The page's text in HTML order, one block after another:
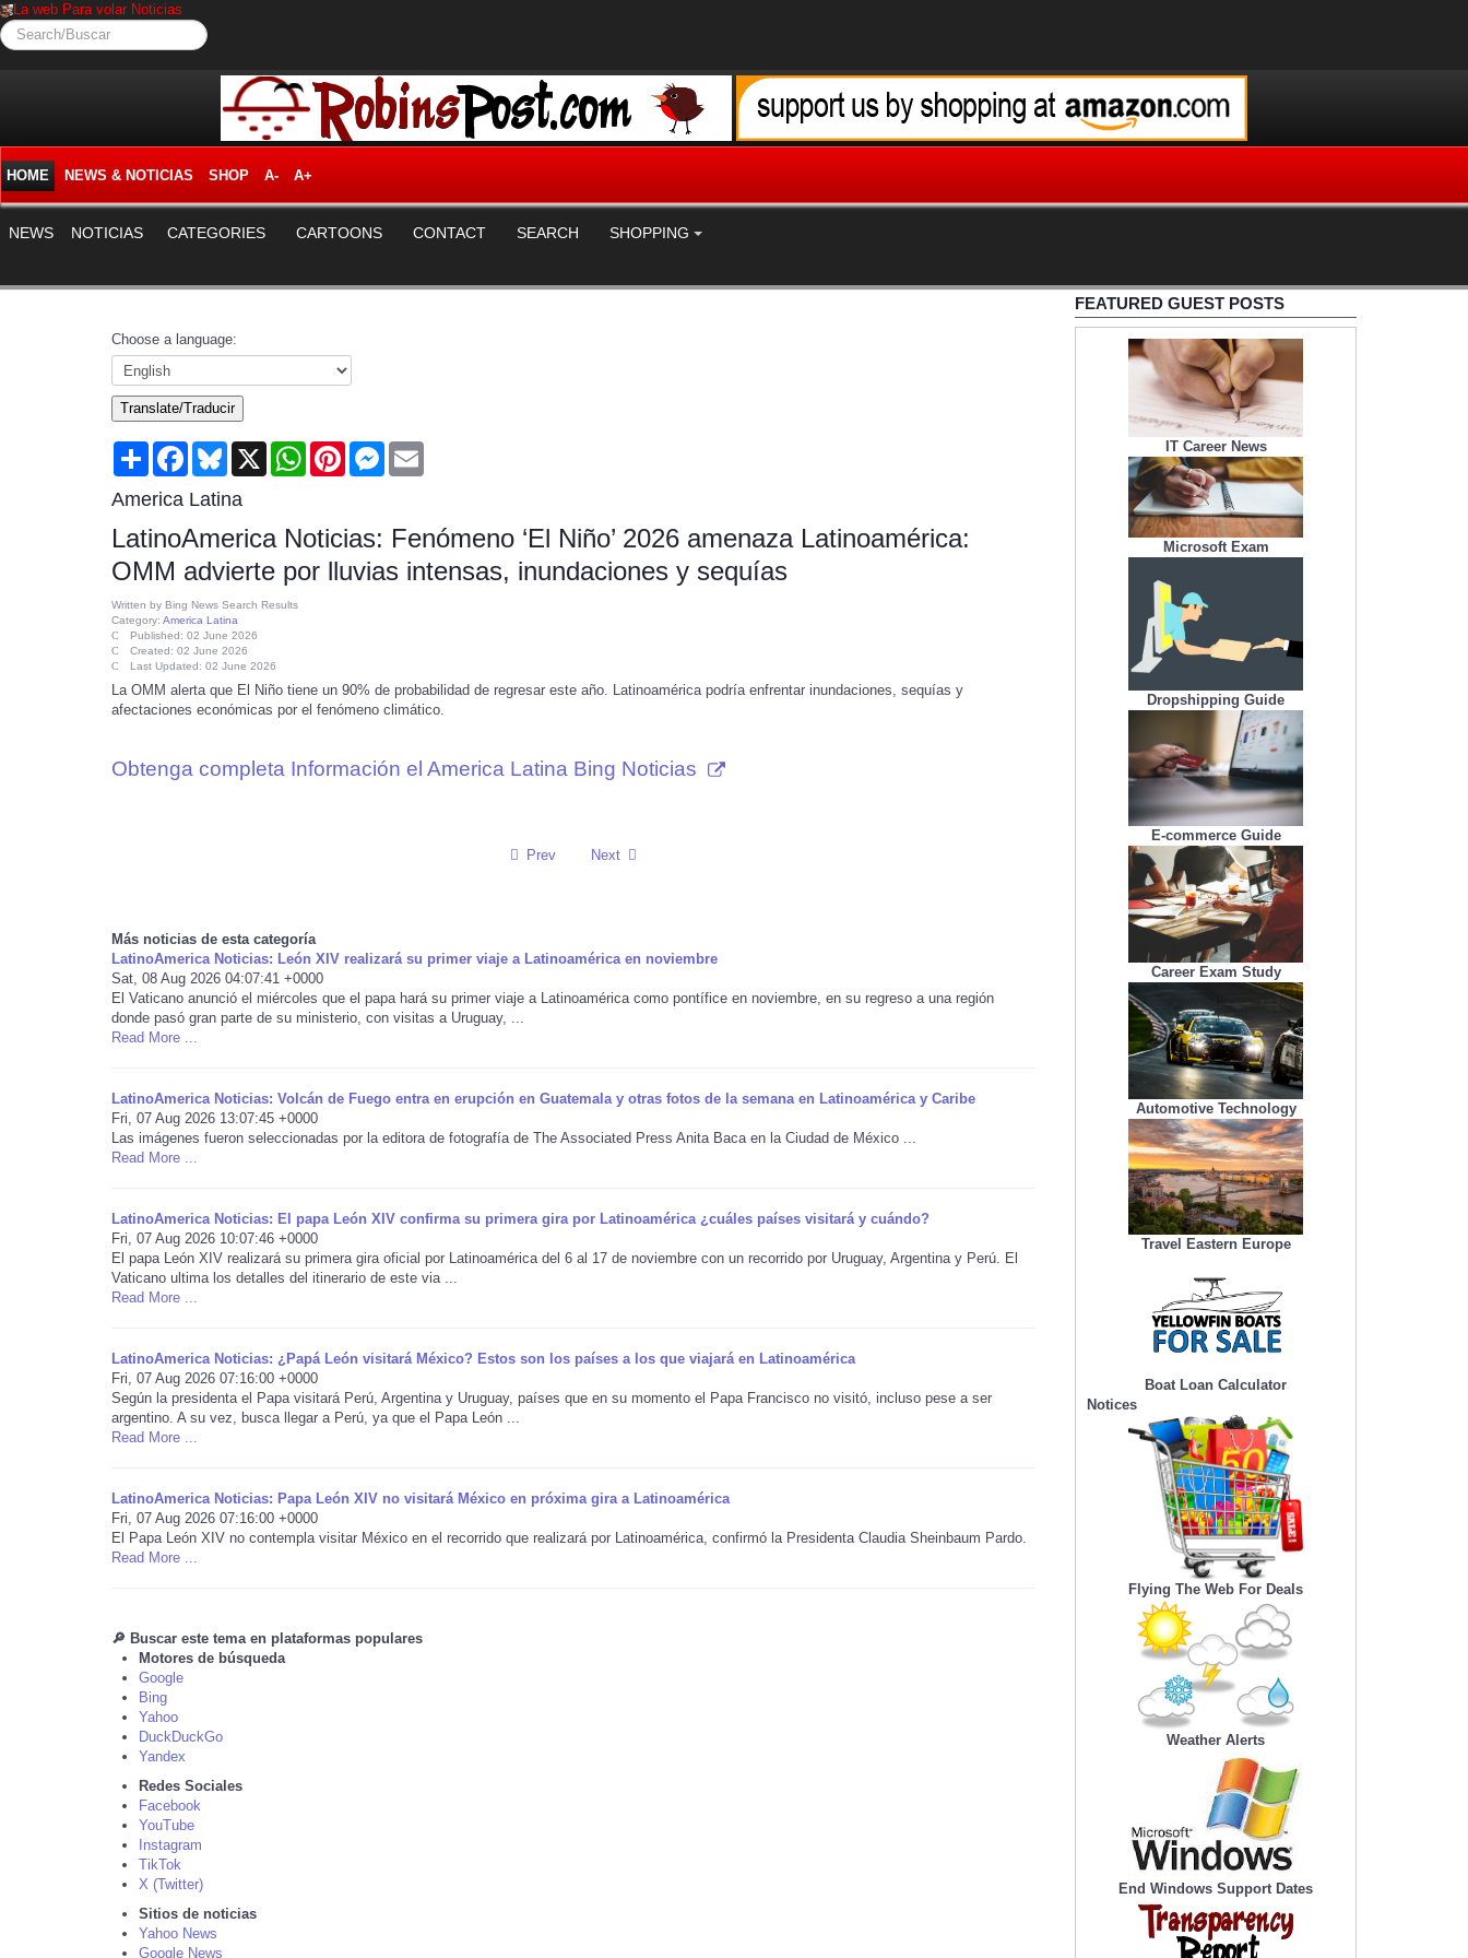
La web Para volar Noticias
Search/Buscar
HOME NEWS & NOTICIAS SHOP A- A+
NEWS NOTICIAS CATEGORIES CARTOONS CONTACT SEARCH SHOPPING
Choose a language:
Translate/Traducir
Share FacebookBluesky
X WhatsAppPinterestMessenger
America Latina
LatinoAmerica Noticias: Fenómeno ‘El Niño’ 2026 amenaza Latinoamérica:
OMM advierte por lluvias intensas, inundaciones y sequías
Written by Bing News Search Results
Category: America Latina
Published: 02 June 2026
Created: 02 June 2026
Last Updated: 02 June 2026
La OMM alerta que El Niño tiene un 90% de probabilidad de regresar este año. Latinoamérica podría enfrentar inundaciones, sequías y
afectaciones económicas por el fenómeno climático.
Obtenga completa Información el America Latina Bing Noticias
Prev Next
Más noticias de esta categoría
LatinoAmerica Noticias: León XIV realizará su primer viaje a Latinoamérica en noviembre
Sat, 08 Aug 2026 04:07:41 +0000
El Vaticano anunció el miércoles que el papa hará su primer viaje a Latinoamérica como pontífice en noviembre, en su regreso a una región
donde pasó gran parte de su ministerio, con visitas a Uruguay, ...
Read More ...
LatinoAmerica Noticias: Volcán de Fuego entra en erupción en Guatemala y otras fotos de la semana en Latinoamérica y Caribe
Fri, 07 Aug 2026 13:07:45 +0000
Las imágenes fueron seleccionadas por la editora de fotografía de The Associated Press Anita Baca en la Ciudad de México ...
Read More ...
LatinoAmerica Noticias: El papa León XIV confirma su primera gira por Latinoamérica ¿cuáles países visitará y cuándo?
Fri, 07 Aug 2026 10:07:46 +0000
El papa León XIV realizará su primera gira oficial por Latinoamérica del 6 al 17 de noviembre con un recorrido por Uruguay, Argentina y Perú. El
Vaticano ultima los detalles del itinerario de este via ...
Read More ...
LatinoAmerica Noticias: ¿Papá León visitará México? Estos son los países a los que viajará en Latinoamérica
Fri, 07 Aug 2026 07:16:00 +0000
Según la presidenta el Papa visitará Perú, Argentina y Uruguay, países que en su momento el Papa Francisco no visitó, incluso pese a ser
argentino. A su vez, busca llegar a Perú, ya que el Papa León ...
Read More ...
LatinoAmerica Noticias: Papa León XIV no visitará México en próxima gira a Latinoamérica
Fri, 07 Aug 2026 07:16:00 +0000
El Papa León XIV no contempla visitar México en el recorrido que realizará por Latinoamérica, confirmó la Presidenta Claudia Sheinbaum Pardo.
Read More ...
🔎 Buscar este tema en plataformas populares
Motores de búsqueda
Google
Bing
Yahoo
DuckDuckGo
Yandex
Redes Sociales
Facebook
YouTube
Instagram
TikTok
X (Twitter)
Sitios de noticias
Yahoo News
Google News
FEATURED GUEST POSTS
IT Career News
Microsoft Exam
Dropshipping Guide
E-commerce Guide
Career Exam Study
Automotive Technology
Travel Eastern Europe
Boat Loan Calculator
Notices
Flying The Web For Deals
Weather Alerts
End Windows Support Dates